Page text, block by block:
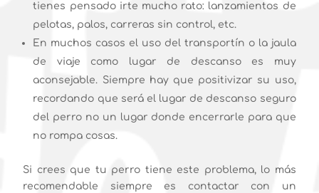
tienes pensado irte mucho rato: lanzamientos de
pelotas, palos, carreras sin control, etc.
En muchos casos el uso del transportín o la jaula
de viaje como lugar de descanso es muy
aconsejable. Siempre hay que positivizar su uso,
recordando que será el lugar de descanso seguro
del perro no un lugar donde encerrarle para que
no rompa cosas.
Si crees que tu perro tiene este problema, lo más
recomendable siempre es contactar con un